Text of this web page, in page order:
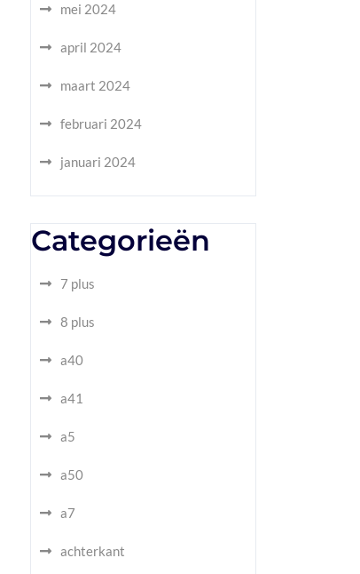
mei 2024
april 2024
maart 2024
februari 2024
januari 2024
Categorieën
7 plus
8 plus
a40
a41
a5
a50
a7
achterkant